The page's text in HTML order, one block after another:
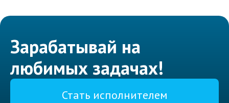
Зарабатывай на
любимых задачах!
Стать исполнителем